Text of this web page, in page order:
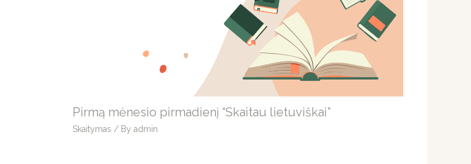
Pirmą mėnesio pirmadienį “Skaitau lietuviškai”
Skaitymas / By admin